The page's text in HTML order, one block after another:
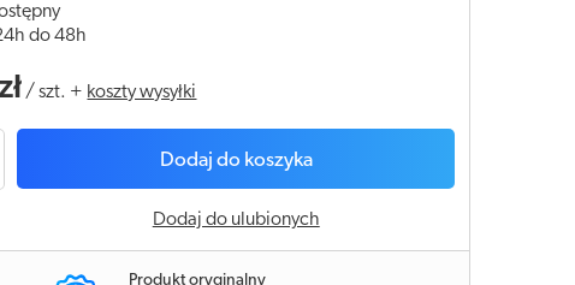
do 48h
/szt. + koszty wysyłki
Dodaj do koszyka
Dodaj do ulubionych
Produkt oryginalny